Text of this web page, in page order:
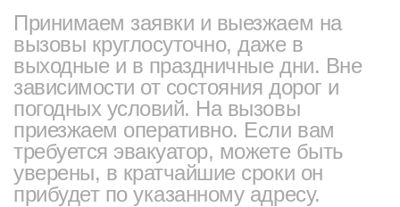
Принимаем заявки и выезжаем на
вызовы круглосуточно, даже в
выходные и в праздничные дни. Вне
зависимости от состояния дорог и
погодных условий. На вызовы
приезжаем оперативно. Если вам
требуется эвакуатор, можете быть
уверены, в кратчайшие сроки он
прибудет по указанному адресу.